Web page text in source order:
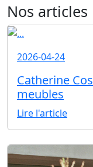
Nos articles
2026-04-24
Catherine
meubles
Lire l'article